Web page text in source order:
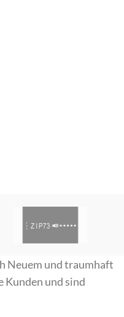
Neuem und traumhaft
Kunden und sind